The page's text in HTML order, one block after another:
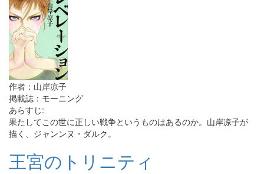
作者：山岸凉子
掲載誌：モーニング
あらすじ:
果たしてこの世に正しい戦争というものはあるのか。山岸凉子が
描く、ジャンンヌ・ダルク。
王宮のトリニティ